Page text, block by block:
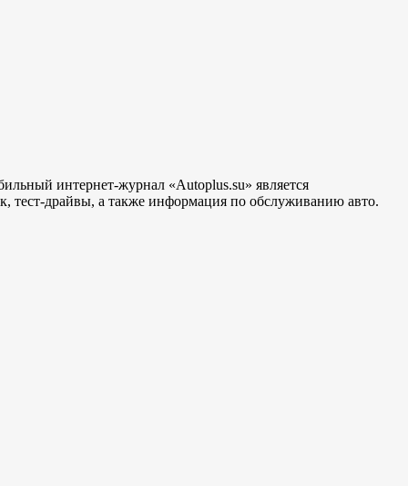
интернет-журнал «Autoplus.su» является
тест-драйвы, а также информация по обслуживанию авто.